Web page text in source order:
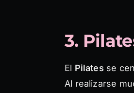
3.
El Pilates se
Al realizarse